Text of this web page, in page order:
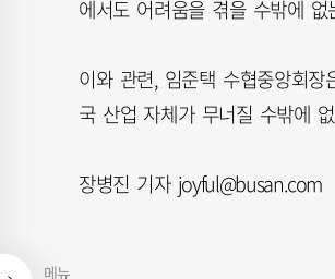
메뉴
에서도 어려움을 겪을 수밖에 없
이와 관련, 임준택 수협중앙회
국 산업 자체가 무너질 수밖에
장병진 기자 joyful@busan.com